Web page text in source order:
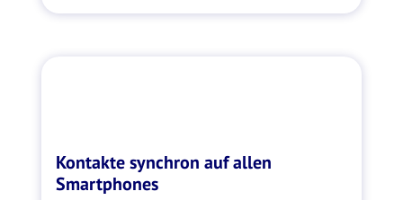
Kontakte synchron auf allen
Smartphones